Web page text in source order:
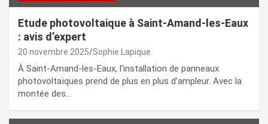
Etude photovoltaique à Saint-Amand-les-Eaux
: avis d’expert
20 novembre 2025 Sophie Lapique
À Saint-Amand-les-Eaux, l’installation de panneaux
photovoltaïques prend de plus en plus d’ampleur. Avec la
montée des…